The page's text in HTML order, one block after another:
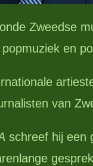
Zweedse
en
van
schreef hij een